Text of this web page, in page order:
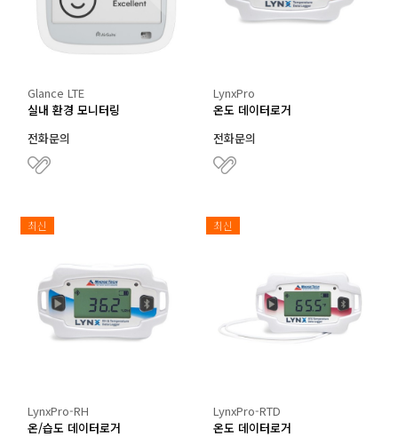
Glance LTE
실내 환경 모니터링
전화문의
LynxPro
온도 데이터로거
전화문의
최신
LynxPro-RH
온/습도 데이터로거
최신
LynxPro-RTD
온도 데이터로거